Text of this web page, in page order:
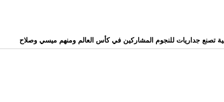
تصنع جداريات للنجوم المشاركين في كأس العالم ومنهم ميسي وصلاح